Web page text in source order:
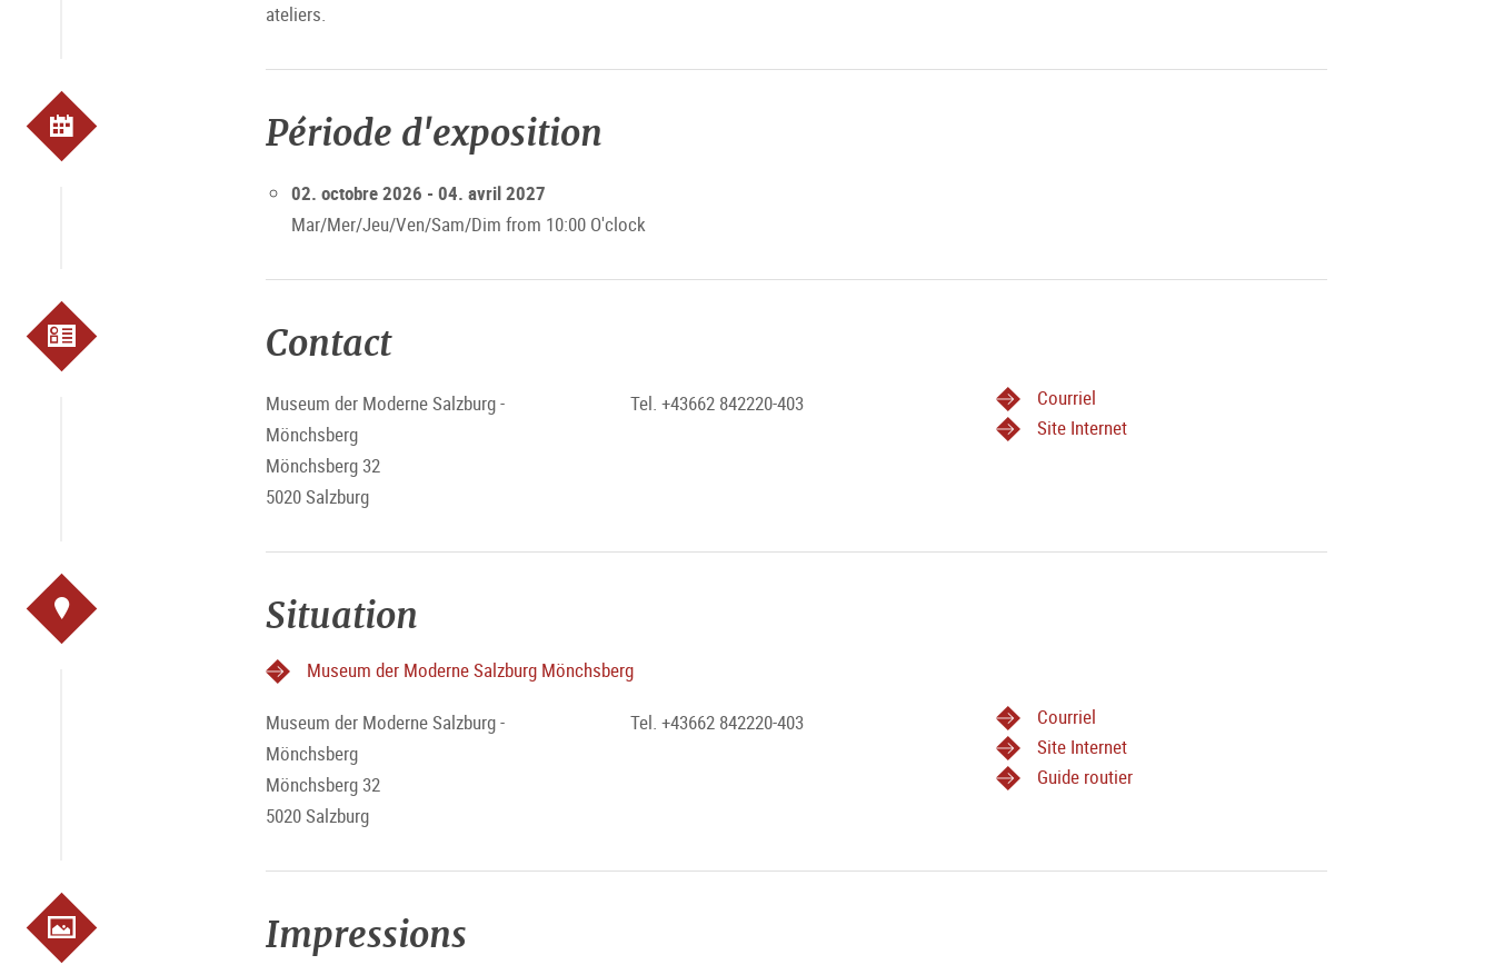
ateliers.
Période d'exposition
02. octobre 2026 - 04. avril 2027
Mar/Mer/Jeu/Ven/Sam/Dim from 10:00 O'clock
Contact
Museum der Moderne Salzburg -
Mönchsberg
Mönchsberg 32
5020 Salzburg
Tel. +43662 842220-403
Courriel
Site Internet
Situation
Museum der Moderne Salzburg Mönchsberg
Museum der Moderne Salzburg -
Mönchsberg
Mönchsberg 32
5020 Salzburg
Tel. +43662 842220-403
Courriel
Site Internet
Guide routier
Impressions